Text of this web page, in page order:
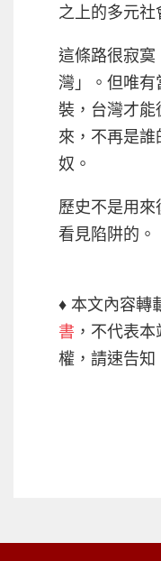
之上的多元社
這條路很寂
灣」。但唯
裝，台灣才
來，不再是
奴。
歷史不是用
看見陷阱的。
♦ 本文內容轉
書 ，不代表
權，請速告